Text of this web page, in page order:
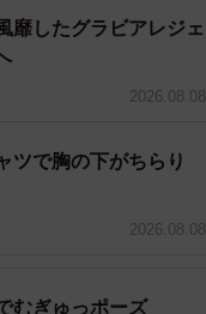
したグラビアレジェ
へ
2026.08.08
ツで胸の下がちらり
2026.08.08
むぎゅっポーズ